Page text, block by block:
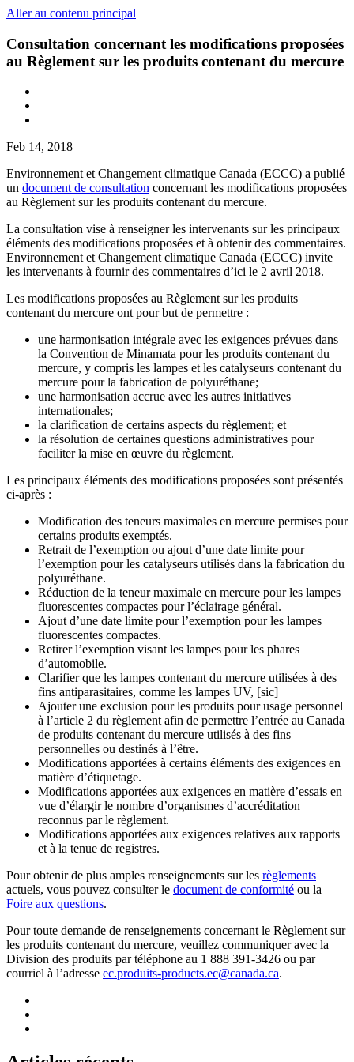
Aller au contenu principal
Consultation concernant les modifications proposées
au Règlement sur les produits contenant du mercure
Feb 14, 2018
Environnement et Changement climatique Canada (ECCC) a publié
un document de consultation concernant les modifications proposées
au Règlement sur les produits contenant du mercure.
La consultation vise à renseigner les intervenants sur les principaux
éléments des modifications proposées et à obtenir des commentaires.
Environnement et Changement climatique Canada (ECCC) invite
les intervenants à fournir des commentaires d’ici le 2 avril 2018.
Les modifications proposées au Règlement sur les produits
contenant du mercure ont pour but de permettre :
une harmonisation intégrale avec les exigences prévues dans
la Convention de Minamata pour les produits contenant du
mercure, y compris les lampes et les catalyseurs contenant du
mercure pour la fabrication de polyuréthane;
une harmonisation accrue avec les autres initiatives
internationales;
la clarification de certains aspects du règlement; et
la résolution de certaines questions administratives pour
faciliter la mise en œuvre du règlement.
Les principaux éléments des modifications proposées sont présentés
ci-après :
Modification des teneurs maximales en mercure permises pour
certains produits exemptés.
Retrait de l’exemption ou ajout d’une date limite pour
l’exemption pour les catalyseurs utilisés dans la fabrication du
polyuréthane.
Réduction de la teneur maximale en mercure pour les lampes
fluorescentes compactes pour l’éclairage général.
Ajout d’une date limite pour l’exemption pour les lampes
fluorescentes compactes.
Retirer l’exemption visant les lampes pour les phares
d’automobile.
Clarifier que les lampes contenant du mercure utilisées à des
fins antiparasitaires, comme les lampes UV, [sic]
Ajouter une exclusion pour les produits pour usage personnel
à l’article 2 du règlement afin de permettre l’entrée au Canada
de produits contenant du mercure utilisés à des fins
personnelles ou destinés à l’être.
Modifications apportées à certains éléments des exigences en
matière d’étiquetage.
Modifications apportées aux exigences en matière d’essais en
vue d’élargir le nombre d’organismes d’accréditation
reconnus par le règlement.
Modifications apportées aux exigences relatives aux rapports
et à la tenue de registres.
Pour obtenir de plus amples renseignements sur les règlements
actuels, vous pouvez consulter le document de conformité ou la
Foire aux questions.
Pour toute demande de renseignements concernant le Règlement sur
les produits contenant du mercure, veuillez communiquer avec la
Division des produits par téléphone au 1 888 391-3426 ou par
courriel à l’adresse ec.produits-products.ec@canada.ca.